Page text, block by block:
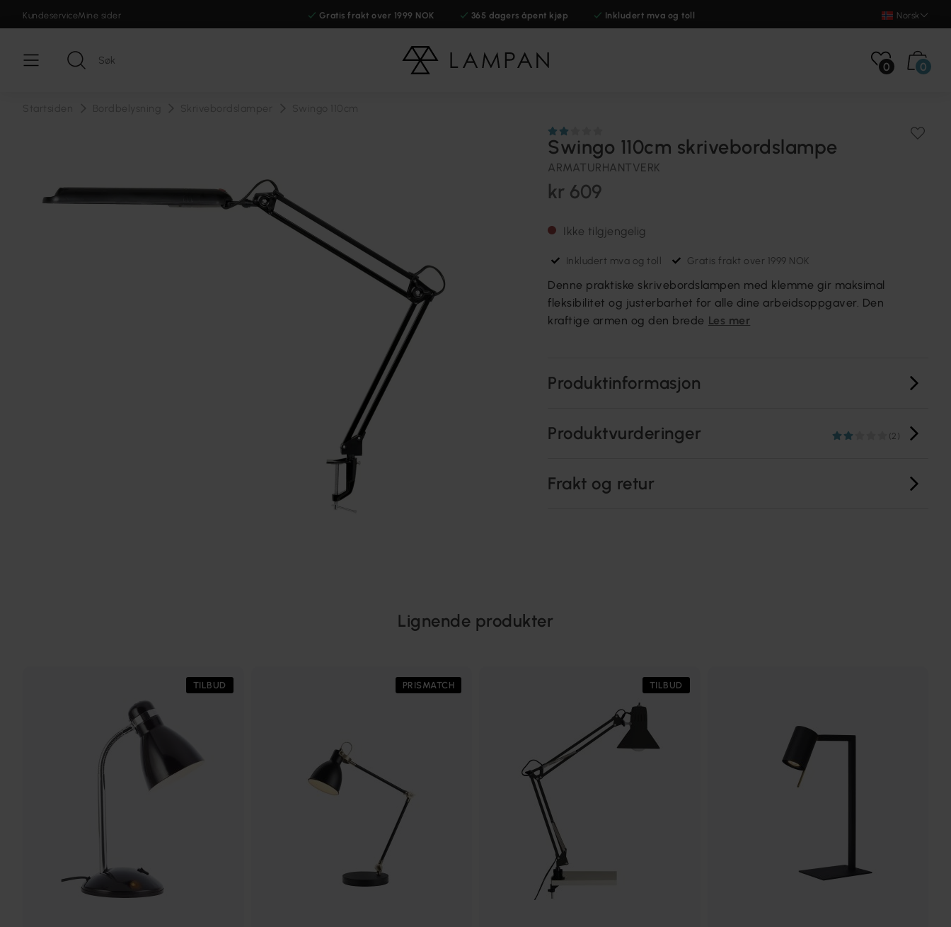
KundeserviceMine sider Gratis frakt over 1999 NOK 365 dagers åpent kjøp Inkludert mva og toll Norsk
0 0
Swingo 110cm skrivebordslampe
ARMATURHANTVERK
kr 609
Ikke tilgjengelig
Inkludert mva og toll Gratis frakt over 1999 NOK
Denne praktiske skrivebordslampen med klemme gir maksimal
fleksibilitet og justerbarhet for alle dine arbeidsoppgaver. Den
kraftige armen og den brede Les mer
Produktinformasjon
Produktvurderinger (2)
Frakt og retur
Lignende produkter
TILBUD PRISMATCH TILBUD